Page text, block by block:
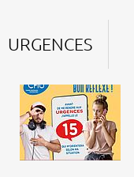
URGENCES